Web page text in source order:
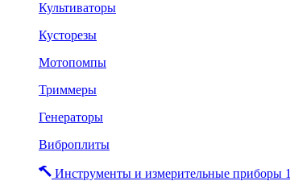
Культиваторы
Кусторезы
Мотопомпы
Триммеры
Генераторы
Виброплиты
Инструменты и измерительные приборы 1